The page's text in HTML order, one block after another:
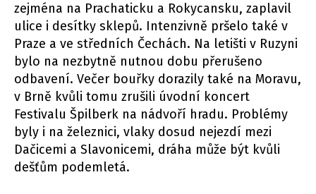
zejména na Prachaticku a Rokycansku, zaplavil
ulice i desítky sklepů. Intenzivně pršelo také v
Praze a ve středních Čechách. Na letišti v Ruzyni
bylo na nezbytně nutnou dobu přerušeno
odbavení. Večer bouřky dorazily také na Moravu,
v Brně kvůli tomu zrušili úvodní koncert
Festivalu Špilberk na nádvoří hradu. Problémy
byly i na železnici, vlaky dosud nejezdí mezi
Dačicemi a Slavonicemi, dráha může být kvůli
dešťům podemletá.